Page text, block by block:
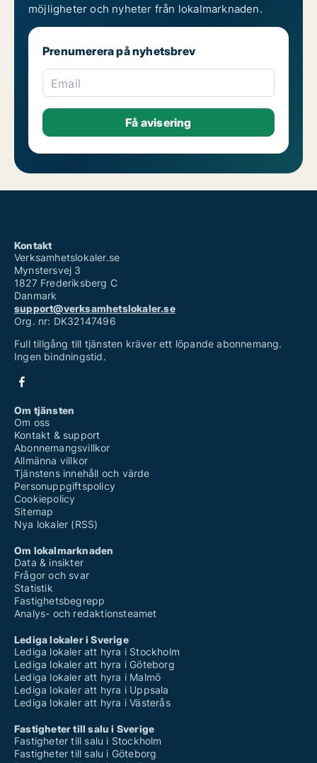
möjligheter och nyheter från lokalmarknaden.
Prenumerera på nyhetsbrev
Email
Kontakt
Verksamhetslokaler.se
Mynstersvej 3
1827 Frederiksberg C
Danmark
support@verksamhetslokaler.se
Org. nr: DK32147496
Full tillgång till tjänsten kräver ett löpande abonnemang.
Ingen bindningstid.
Om tjänsten
Om oss
Kontakt & support
Abonnemangsvillkor
Allmänna villkor
Tjänstens innehåll och värde
Personuppgiftspolicy
Cookiepolicy
Sitemap
Nya lokaler (RSS)
Om lokalmarknaden
Data & insikter
Frågor och svar
Statistik
Fastighetsbegrepp
Analys- och redaktionsteamet
Lediga lokaler i Sverige
Lediga lokaler att hyra i Stockholm
Lediga lokaler att hyra i Göteborg
Lediga lokaler att hyra i Malmö
Lediga lokaler att hyra i Uppsala
Lediga lokaler att hyra i Västerås
Fastigheter till salu i Sverige
Fastigheter till salu i Stockholm
Fastigheter till salu i Göteborg